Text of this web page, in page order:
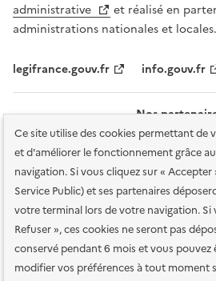
Ce site utilise des cookies permettant de
et d'améliorer le fonctionnement grâce
navigation. Si vous cliquez sur « Accepter
Service Public) et ses partenaires
votre terminal lors de votre navigation. Si
Refuser », ces cookies ne seront pas
conservé pendant 6 mois et vous
modifier vos préférences à tout moment
administrative
et réalisé en
administrations nationales et locales.
legifrance.gouv.fr info.gouv.fr
Nos
Plan du site Accessibilité : totalement
services en ligne Mentions légales
Conditions générales d'utilisation Gestion